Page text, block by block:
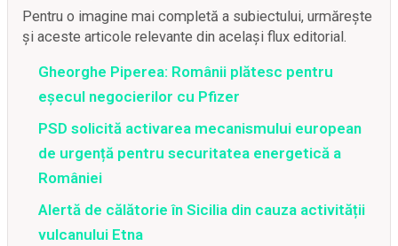
Pentru o imagine mai completă a subiectului, urmărește
și aceste articole relevante din același flux editorial.
Gheorghe Piperea: Românii plătesc pentru
eșecul negocierilor cu Pfizer
PSD solicită activarea mecanismului european
de urgență pentru securitatea energetică a
României
Alertă de călătorie în Sicilia din cauza activității
vulcanului Etna